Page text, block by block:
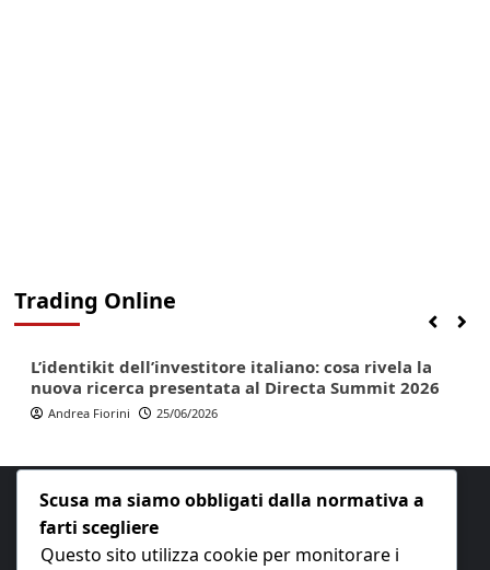
Trading Online
L’identikit dell’investitore italiano: cosa rivela la
nuova ricerca presentata al Directa Summit 2026
Andrea Fiorini 25/06/2026
Scusa ma siamo obbligati dalla normativa a
farti scegliere
Questo sito utilizza cookie per monitorare i